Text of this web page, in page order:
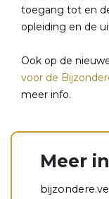
toegang tot en
opleiding en de
Ook op de
voor de
meer info.
Meer